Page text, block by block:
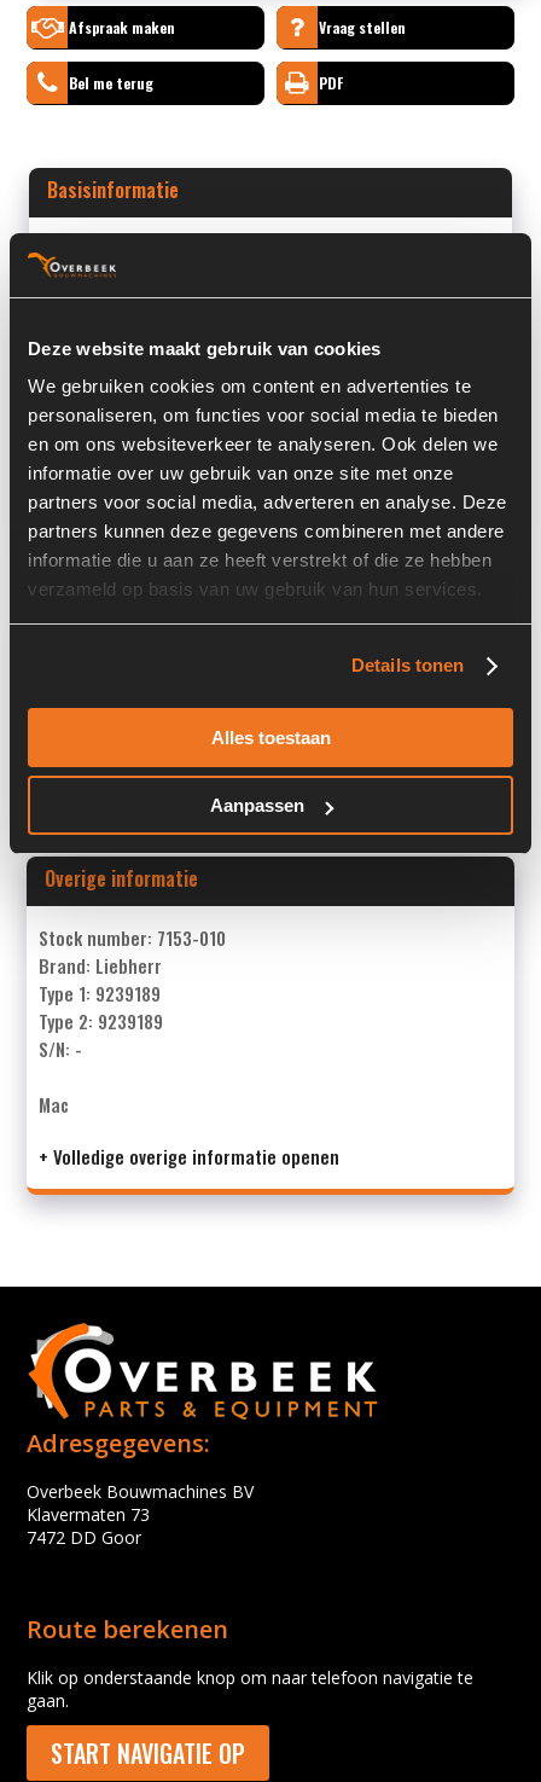
Deze website maakt gebruik van cookies
We gebruiken cookies om content en advertenties te
personaliseren, om functies voor social media te bieden
en om ons websiteverkeer te analyseren. Ook delen we
informatie over uw gebruik van onze site met onze
partners voor social media, adverteren en analyse. Deze
partners kunnen deze gegevens combineren met andere
informatie die u aan ze heeft verstrekt of die ze hebben
verzameld op basis van uw gebruik van hun services.
Details tonen
Alles toestaan
Aanpassen
Afspraak maken Vraag stellen
Bel me terug PDF
Basisinformatie
Voorraad nummer:
Machine:
Liebherr
Machine Type:
A316
Onderdeel Merk:
Liebherr
Onderdeel Type:
9239189
Onderdeel nummer:
9239189
Informatie
Past op de volgende machines:
Land:
Nederland
Overige informatie
Stock number: 7153-010
Brand: Liebherr
Type 1: 9239189
Type 2: 9239189
S/N: -
Mac
+ Volledige overige informatie openen
Adresgegevens:
Overbeek Bouwmachines BV
Klavermaten 73
7472 DD Goor
Route berekenen
Klik op onderstaande knop om naar telefoon navigatie te
gaan.
START NAVIGATIE OP